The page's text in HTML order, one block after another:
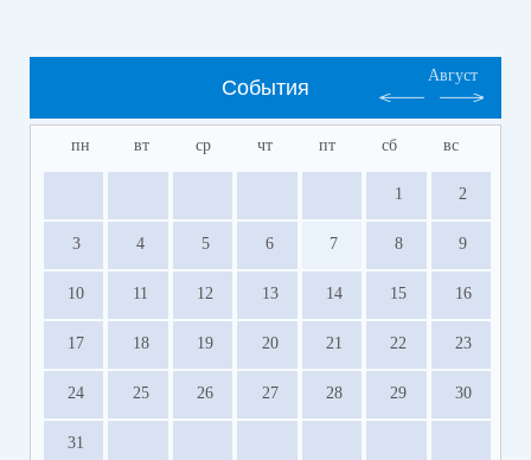
События
Август
пн вт ср чт пт сб вс
1 2
3 4 5 6 7 8 9
10 11 12 13 14 15 16
17 18 19 20 21 22 23
24 25 26 27 28 29 30
31